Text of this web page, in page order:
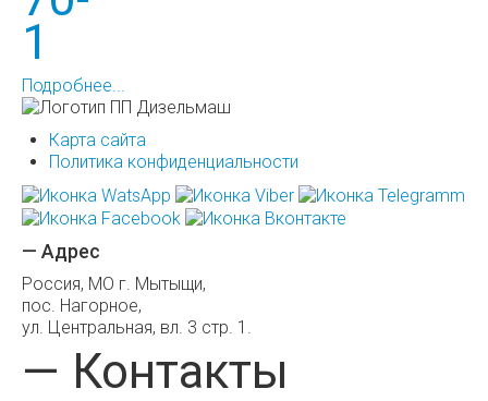
1
Подробнее...
Карта сайта
Политика конфиденциальности
— Адрес
Россия, МО г. Мытыщи,
пос. Нагорное,
ул. Центральная, вл. 3 стр. 1.
— Контакты